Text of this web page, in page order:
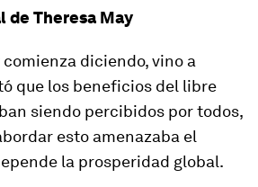
de Theresa May
comienza diciendo, vino a
que los beneficios del libre
siendo percibidos por todos,
esto amenazaba el
la prosperidad global.